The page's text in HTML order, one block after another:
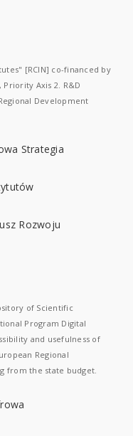
[RCIN] co-financed by
Axis 2. R&D
Development
of Scientific
Program Digital
and usefulness of
Regional
from the state budget.